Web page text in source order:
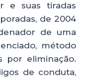
e suas tiradas
de 2004
de uma
método
por eliminação.
de conduta,